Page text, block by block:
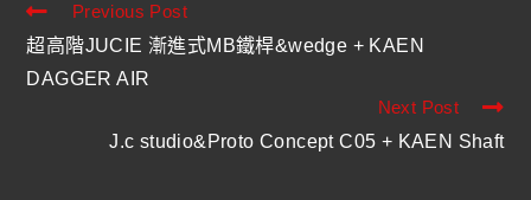
Previous Post
超高階JUCIE 漸進式MB鐵桿&wedge + KAEN
DAGGER AIR
Next Post
J.c studio&Proto Concept C05 + KAEN Shaft